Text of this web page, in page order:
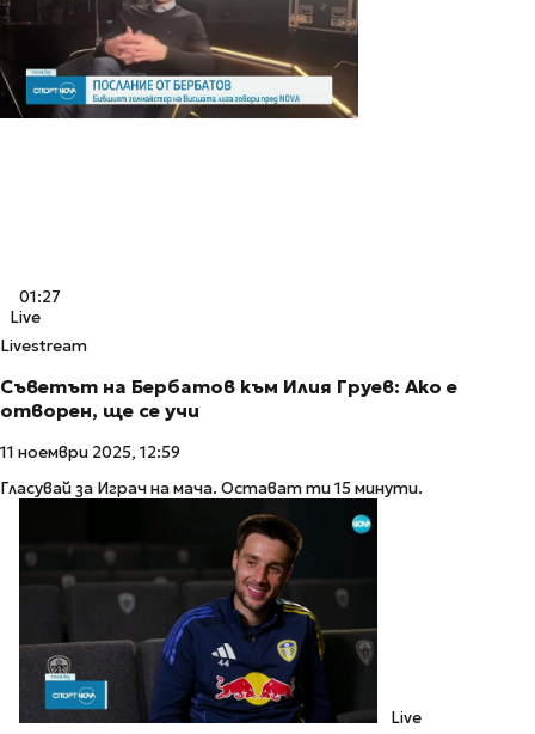
01:27
Live
Livestream
Съветът на Бербатов към Илия Груев: Ако е
отворен, ще се учи
11 ноември 2025, 12:59
Гласувай за Играч на мача. Остават ти 15 минути.
Live